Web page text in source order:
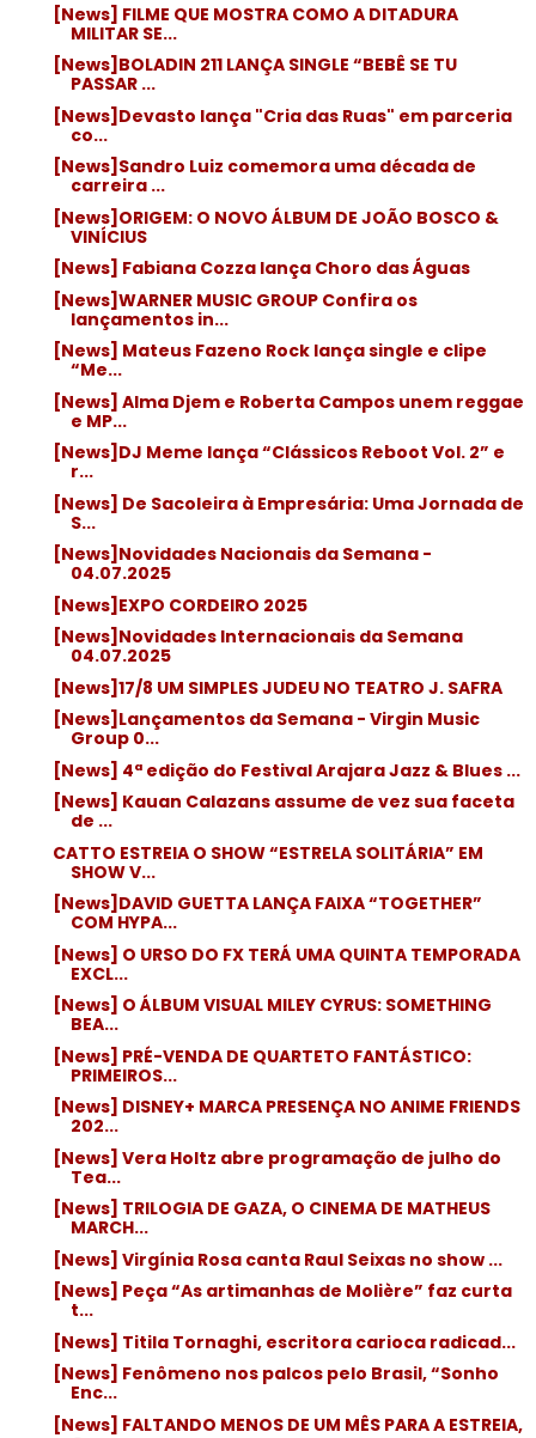
[News] FILME QUE MOSTRA COMO A DITADURA
MILITAR SE...
[News]BOLADIN 211 LANÇA SINGLE “BEBÊ SE TU
PASSAR ...
[News]Devasto lança "Cria das Ruas" em parceria
co...
[News]Sandro Luiz comemora uma década de
carreira ...
[News]ORIGEM: O NOVO ÁLBUM DE JOÃO BOSCO &
VINÍCIUS
[News] Fabiana Cozza lança Choro das Águas
[News]WARNER MUSIC GROUP Confira os
lançamentos in...
[News] Mateus Fazeno Rock lança single e clipe
“Me...
[News] Alma Djem e Roberta Campos unem reggae
e MP...
[News]DJ Meme lança “Clássicos Reboot Vol. 2” e
r...
[News] De Sacoleira à Empresária: Uma Jornada de
S...
[News]Novidades Nacionais da Semana -
04.07.2025
[News]EXPO CORDEIRO 2025
[News]Novidades Internacionais da Semana
04.07.2025
[News]17/8 UM SIMPLES JUDEU NO TEATRO J. SAFRA
[News]Lançamentos da Semana - Virgin Music
Group 0...
[News] 4ª edição do Festival Arajara Jazz & Blues ...
[News] Kauan Calazans assume de vez sua faceta
de ...
CATTO ESTREIA O SHOW “ESTRELA SOLITÁRIA” EM
SHOW V...
[News]DAVID GUETTA LANÇA FAIXA “TOGETHER”
COM HYPA...
[News] O URSO DO FX TERÁ UMA QUINTA TEMPORADA
EXCL...
[News] O ÁLBUM VISUAL MILEY CYRUS: SOMETHING
BEA...
[News] PRÉ-VENDA DE QUARTETO FANTÁSTICO:
PRIMEIROS...
[News] DISNEY+ MARCA PRESENÇA NO ANIME FRIENDS
202...
[News] Vera Holtz abre programação de julho do
Tea...
[News] TRILOGIA DE GAZA, O CINEMA DE MATHEUS
MARCH...
[News] Virgínia Rosa canta Raul Seixas no show ...
[News] Peça “As artimanhas de Molière” faz curta
t...
[News] Titila Tornaghi, escritora carioca radicad...
[News] Fenômeno nos palcos pelo Brasil, “Sonho
Enc...
[News] FALTANDO MENOS DE UM MÊS PARA A ESTREIA,